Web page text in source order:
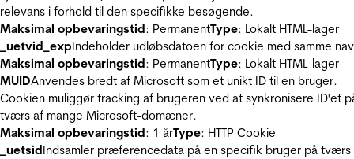
relevans i forhold til den specifikke besøgende.
Maksimal opbevaringstid: PermanentType: Lokalt HTML-lager
_uetvid_expIndeholder udløbsdatoen for cookie med samme
Maksimal opbevaringstid: PermanentType: Lokalt HTML-lager
MUIDAnvendes bredt af Microsoft som et unikt ID til en bruger.
Cookien muliggør tracking af brugeren ved at synkronisere ID'et
tværs af mange Microsoft-domæner.
Maksimal opbevaringstid: 1 årType: HTTP Cookie
_uetsidIndsamler præferencedata på en specifik bruger på tværs